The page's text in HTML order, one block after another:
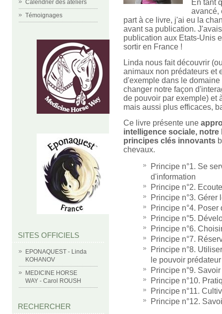
Calendrier des ateliers
Témoignages
SITES OFFICIELS
EPONAQUEST - Linda
KOHANOV
MEDICINE HORSE
WAY - Carol ROUSH
RECHERCHER
En tant
avancé,
part à ce livre, j'ai eu la
avant sa publication.
publication aux Etats-Unis
sortir en France !
Linda nous fait découvrir
animaux non prédateurs et
d'exemple dans le
changer notre façon
de pouvoir par exemple) et
mais aussi plus efficaces,
Ce livre présente une
intelligence sociale,
principes clés innovants
chevaux.
Principe n°1. Se
d'information
Principe n°2.
Principe n°3.
Principe n°4.
Principe n°5.
Principe n°6.
Principe n°7.
Principe n°8.
le pouvoir
Principe n°9.
Principe n°10.
Principe n°11.
Principe n°12.